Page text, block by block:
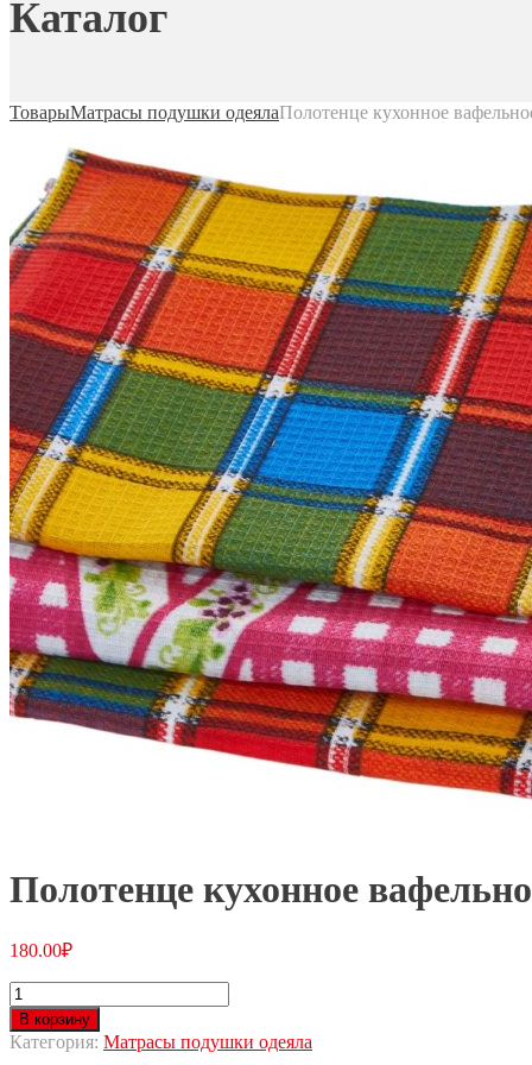
Каталог
ТоварыМатрасы подушки одеялаПолотенце кухонное
Полотенце кухонное
180.00₽
В корзину
Категория: Матрасы подушки одеяла